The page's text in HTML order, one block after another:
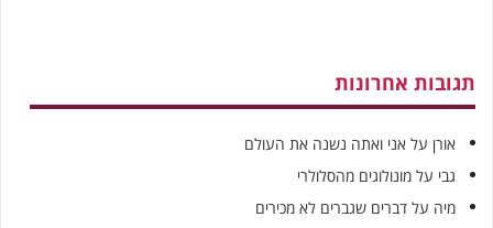
תגובות אחרונות
אורן על אני ואתה נשנה את העולם
גבי על מונולוגים מהסלולרי
מיה על דברים שגברים לא מכירים